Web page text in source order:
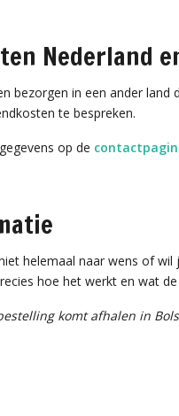
Nederland
bezorgen in een ander
te bespreken.
op de
helemaal naar wens of
hoe het werkt en wat
komt afhalen in